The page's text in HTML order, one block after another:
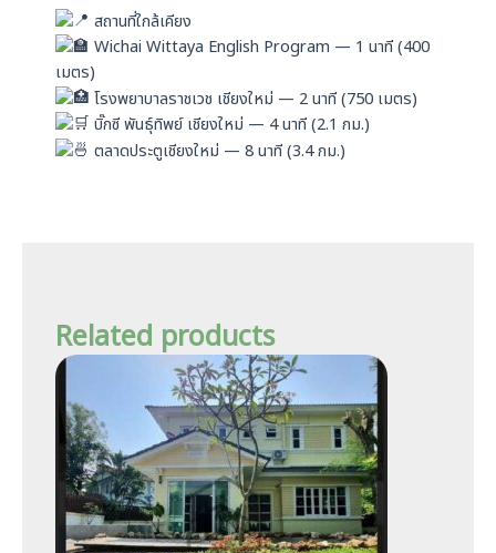
สถานที่ใกล้เคียง
Wichai Wittaya English Program — 1 นาที (400
เมตร)
โรงพยาบาลราชเวช เชียงใหม่ — 2 นาที (750 เมตร)
บิ๊กซี พันธุ์ทิพย์ เชียงใหม่ — 4 นาที (2.1 กม.)
ตลาดประตูเชียงใหม่ — 8 นาที (3.4 กม.)
Related products